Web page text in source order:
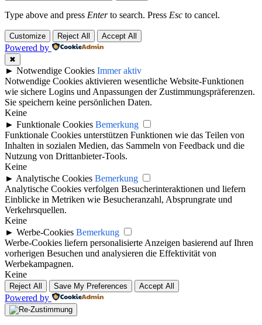
Type above and press Enterto search. Press Esc to cancel.
Customize Reject All Accept All
Powered by
✖
► Notwendige Cookies Immer aktiv
Notwendige Cookies aktivieren wesentliche Website-Funktionen
wie sichere Logins und Anpassungen der Zustimmungspräferenzen.
Sie speichern keine persönlichen Daten.
Keine
► Funktionale Cookies Bemerkung
Funktionale Cookies unterstützen Funktionen wie das Teilen von
Inhalten in sozialen Medien, das Sammeln von Feedback und die
Nutzung von Drittanbieter-Tools.
Keine
► Analytische Cookies Bemerkung
Analytische Cookies verfolgen Besucherinteraktionen und liefern
Einblicke in Metriken wie Besucheranzahl, Absprungrate und
Verkehrsquellen.
Keine
► Werbe-Cookies Bemerkung
Werbe-Cookies liefern personalisierte Anzeigen basierend auf Ihren
vorherigen Besuchen und analysieren die Effektivität von
Werbekampagnen.
Keine
Reject All Save My Preferences Accept All
Powered by